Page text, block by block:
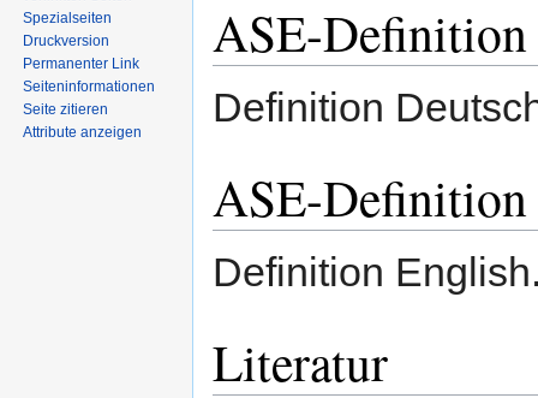
ASE-
Definition
ASE-
Definition
Literatur
Spezialseiten
Druckversion
Permanenter Link
Seiten­informationen
Seite zitieren
Attribute anzeigen